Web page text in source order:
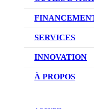
RÉSERVEZ
DEMANDEZ
NOTRE
DEMANDE
SERVICES
NOTRE
PRENDRE
INNOVATION
À PROPOS